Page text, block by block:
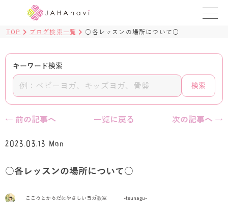
教室を探す
BLOG
ヨガ資格講座 ›
JAHAYOGA
TOP ブログ検索一覧 ○各レッスンの場所について○
キーワード検索
検索
← 前の記事へ 一覧に戻る 次の記事へ →
2023.03.13 Mon
○各レッスンの場所について○
こころとからだにやさしいヨガ教室 -tsunagu-